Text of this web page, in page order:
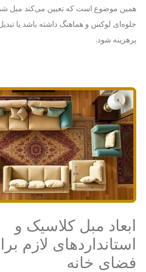
همین موضوع است که تعیین می‌کند مبل
جلوه‌ای لوکس و هماهنگ داشته باشد یا تبدیل
پرهزینه شود.
ابعاد مبل کلاسیک و
استانداردهای لازم
فضای خانه